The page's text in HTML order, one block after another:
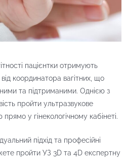
пацієнтки отримують
координатора вагітних, що
та підтриманими. Однією з
пройти ультразвукове
у гінекологічному кабінеті.
підхід та професійні
пройти УЗ 3D та 4D експертну